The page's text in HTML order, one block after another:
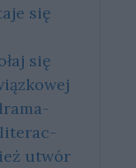
się
się
li­te­rac­
utwór